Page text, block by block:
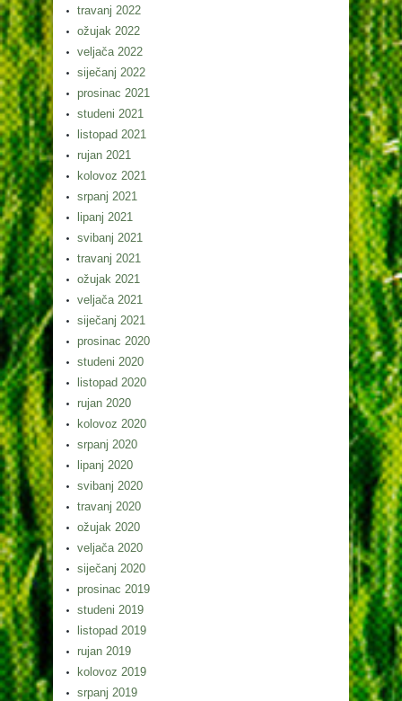
travanj 2022
ožujak 2022
veljača 2022
siječanj 2022
prosinac 2021
studeni 2021
listopad 2021
rujan 2021
kolovoz 2021
srpanj 2021
lipanj 2021
svibanj 2021
travanj 2021
ožujak 2021
veljača 2021
siječanj 2021
prosinac 2020
studeni 2020
listopad 2020
rujan 2020
kolovoz 2020
srpanj 2020
lipanj 2020
svibanj 2020
travanj 2020
ožujak 2020
veljača 2020
siječanj 2020
prosinac 2019
studeni 2019
listopad 2019
rujan 2019
kolovoz 2019
srpanj 2019